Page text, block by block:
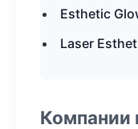
Esthetic
Laser
Компании